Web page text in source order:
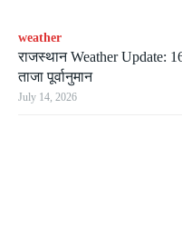
weather
राजस्थान Weather Update:
ताजा पूर्वानुमान
July 14, 2026